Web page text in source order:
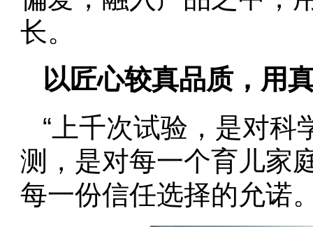
长。
以匠心较真品质，用
“上千次试验，是对科
测，是对每一个育儿家
每一份信任选择的允诺